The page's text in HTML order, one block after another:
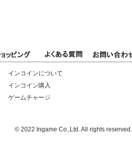
インコインについて
インコイン購入
ゲームチャージ
© 2022 Ingame Co.,Ltd. All rights reserved.